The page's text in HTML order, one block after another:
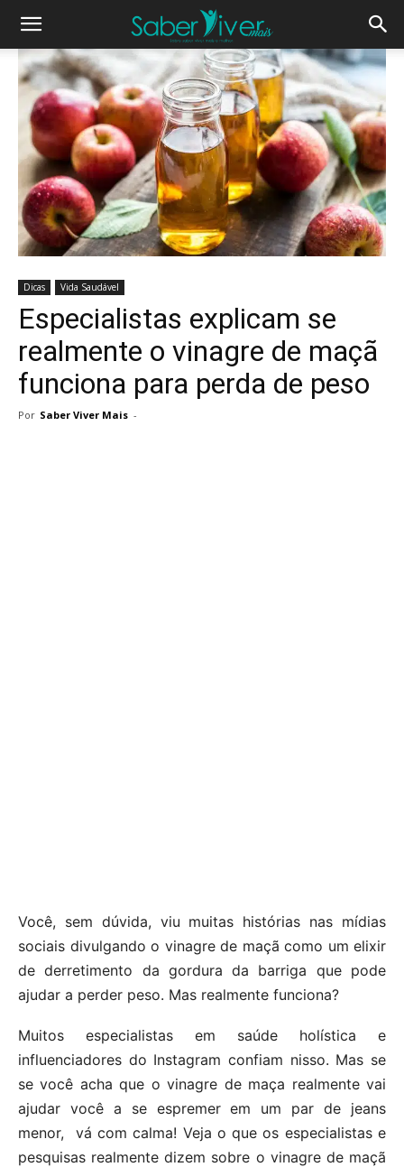
Dicas Vida Saudável
Especialistas explicam se
realmente o vinagre de maçã
funciona para perda de peso
Por Saber Viver Mais -
Você, sem dúvida, viu muitas histórias nas mídias
sociais divulgando o vinagre de maçã como um elixir
de derretimento da gordura da barriga que pode
ajudar a perder peso. Mas realmente funciona?
Muitos especialistas em saúde holística e
influenciadores do Instagram confiam nisso. Mas se
se você acha que o vinagre de maça realmente vai
ajudar você a se espremer em um par de jeans
menor, vá com calma! Veja o que os especialistas e
pesquisas realmente dizem sobre o vinagre de maçã